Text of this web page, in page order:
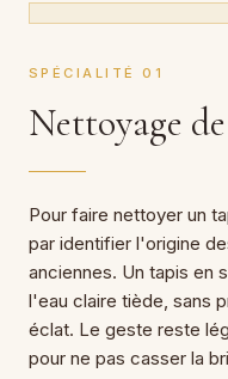
SPÉCIALITÉ 01
Nettoyage
Pour faire nettoyer un
par identifier l'origine
anciennes. Un tapis en
l'eau claire tiède, sans
éclat. Le geste reste
pour ne pas casser la